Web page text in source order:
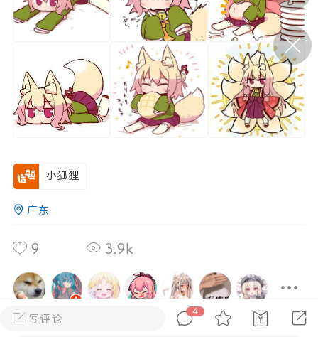
P站美图推荐——条纹过膝袜（二）
隐藏 0
隐藏
0
写评论
4
小狐狸
广东
9 3.9k